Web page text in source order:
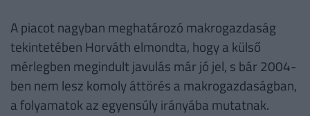
A piacot nagyban meghatározó makrogazdaság
tekintetében Horváth elmondta, hogy a külső
mérlegben megindult javulás már jó jel, s bár 2004-
ben nem lesz komoly áttörés a makrogazdaságban,
a folyamatok az egyensúly irányába mutatnak.